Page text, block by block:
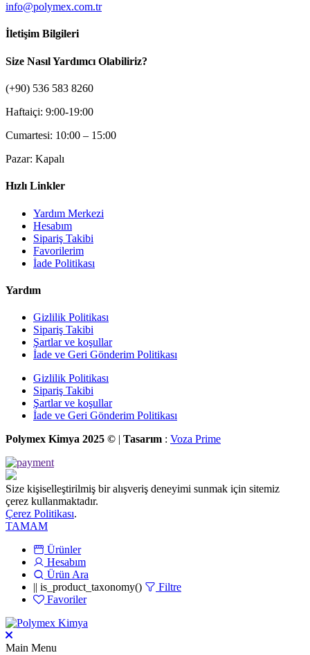
info@polymex.com.tr
İletişim Bilgileri
Size Nasıl Yardımcı Olabiliriz?
(+90) 536 583 8260
Haftaiçi: 9:00-19:00
Cumartesi: 10:00 – 15:00
Pazar: Kapalı
Hızlı Linkler
Yardım Merkezi
Hesabım
Sipariş Takibi
Favorilerim
İade Politikası
Yardım
Gizlilik Politikası
Sipariş Takibi
Şartlar ve koşullar
İade ve Geri Gönderim Politikası
Gizlilik Politikası
Sipariş Takibi
Şartlar ve koşullar
İade ve Geri Gönderim Politikası
Polymex Kimya 2025 © | Tasarım : Voza Prime
Size kişiselleştirilmiş bir alışveriş deneyimi sunmak için sitemiz
çerez kullanmaktadır.
Çerez Politikası.
TAMAM
Ürünler
Hesabım
Ürün Ara
|| is_product_taxonomy()
Filtre
Favoriler
Main Menu